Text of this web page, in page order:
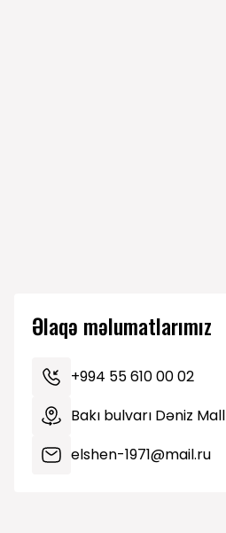
Əlaqə məlumatlarımız
+994 55 610 00 02
Bakı bulvarı Dəniz Mall
elshen-1971@mail.ru